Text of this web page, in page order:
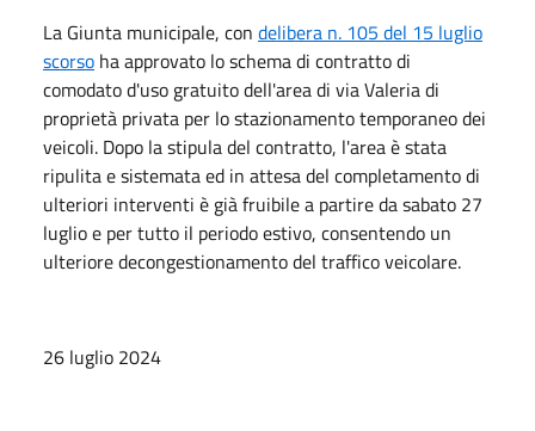
La Giunta municipale, con delibera n. 105 del 15 luglio
scorso ha approvato lo schema di contratto di
comodato d'uso gratuito dell'area di via Valeria di
proprietà privata per lo stazionamento temporaneo dei
veicoli. Dopo la stipula del contratto, l'area è stata
ripulita e sistemata ed in attesa del completamento di
ulteriori interventi è già fruibile a partire da sabato 27
luglio e per tutto il periodo estivo, consentendo un
ulteriore decongestionamento del traffico veicolare.
26 luglio 2024